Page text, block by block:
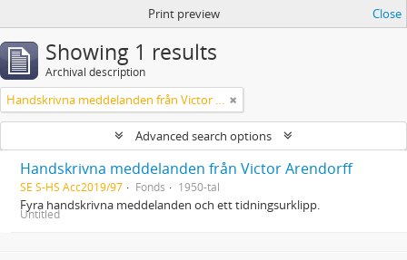
Print preview Close
Showing 1 results
Archival description
Handskrivna meddelanden från Victor Arendorff
Advanced search options
Handskrivna meddelanden från Victor Arendorff
SE S-HS Acc2019/97 Fonds 1950-tal
Fyra handskrivna meddelanden och ett tidningsurklipp.
Untitled